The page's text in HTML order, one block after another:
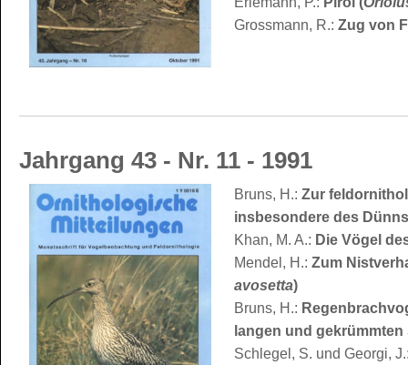
Grossmann, R.: Zug von
Jahrgang 43 - Nr. 11 - 1991
Bruns, H.: Zur
insbesondere des
Khan, M. A.: Die Vögel
Mendel, H.: Zum
avosetta)
Bruns, H.:
langen und
Schlegel, S. und Georgi,